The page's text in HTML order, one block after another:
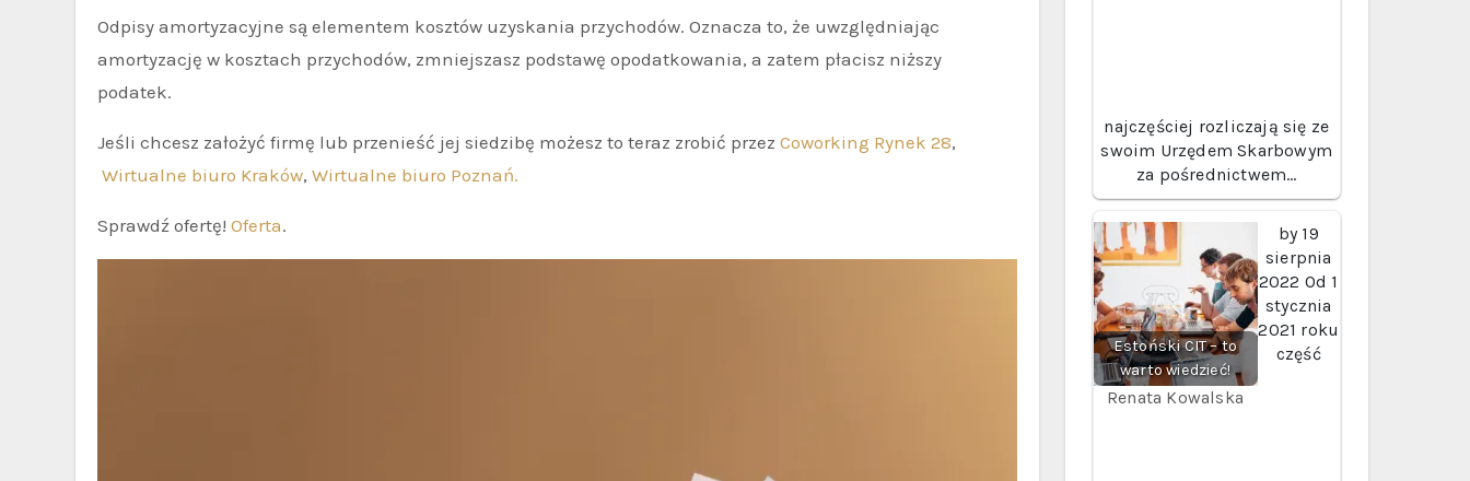
Odpisy amortyzacyjne są elementem kosztów uzyskania przychodów. Oznacza to, że uwzględniając
amortyzację w kosztach przychodów, zmniejszasz podstawę opodatkowania, a zatem płacisz niższy
podatek.
Jeśli chcesz założyć firmę lub przenieść jej siedzibę możesz to teraz zrobić przez Coworking Rynek 28,
Wirtualne biuro Kraków, Wirtualne biuro Poznań.
Sprawdź ofertę! Oferta.
najczęściej rozliczają się ze
swoim Urzędem Skarbowym
za pośrednictwem…
Estoński CIT – to
warto wiedzieć!
by
Renata Kowalska
19
sierpnia
2022 Od 1
stycznia
2021 roku
część